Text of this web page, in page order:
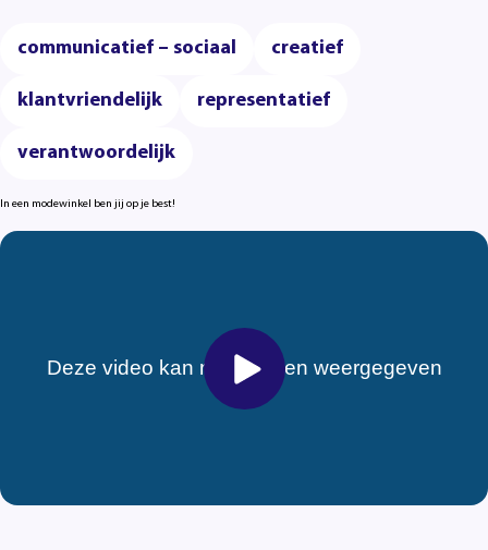
communicatief – sociaal creatief
klantvriendelijk representatief
verantwoordelijk
In een modewinkel ben jij op je best!